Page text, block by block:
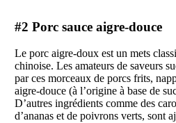
#2 Porc sauce aigre-douce
Le porc aigre-doux est un mets
chinoise. Les amateurs de saveurs
par ces morceaux de porcs frits,
aigre-douce (à l’origine à base de
D’autres ingrédients comme des
d’ananas et de poivrons verts, sont